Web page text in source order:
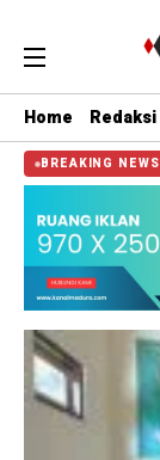
Home Redaksi
BREAKING NEWS
Madura